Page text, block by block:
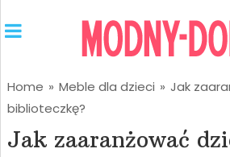
Home » Meble dla dzieci » Jak
biblioteczkę?
Jak zaaranżować